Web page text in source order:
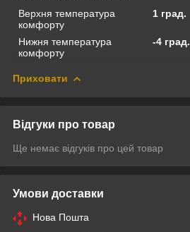
Верхня температура
комфорту
1 град.
Нижня температура
комфорту
-4 град.
Приховати
Відгуки про товар
Ще немає відгуків про цей товар
Умови доставки
Нова Пошта